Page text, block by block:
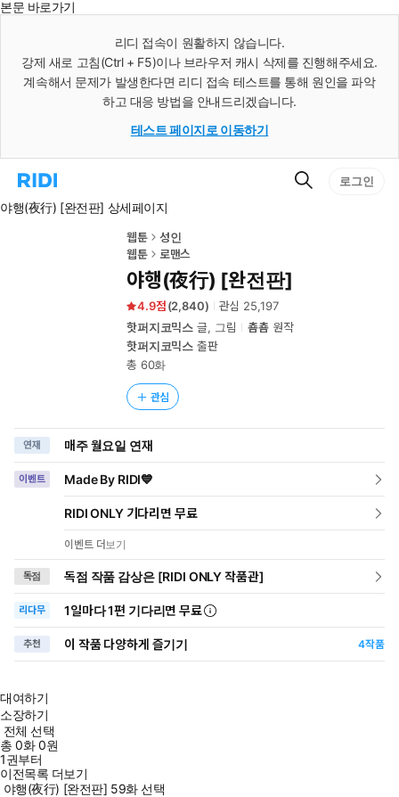
본문 바로가기
리디 접속이 원활하지 않습니다.
강제 새로 고침(Ctrl + F5)이나 브라우저 캐시 삭제를 진행해주세요.
계속해서 문제가 발생한다면 리디 접속 테스트를 통해 원인을 파악
하고 대응 방법을 안내드리겠습니다.
테스트 페이지로 이동하기
리
홈
검
로그인
야행(夜行) [완전판] 상세페이지
웹툰
성인
웹툰
로맨스
야행(夜行) [완전판]
4.9 (2,840) 관심 25,197
핫퍼지코믹스 글, 그림 춈춈 원작
핫퍼지코믹스 출판
총 60화
관심
연재 매주 월요일 연재
이벤트 Made By RIDI💙
RIDI ONLY 기다리면 무료
이벤트 더보기
독점 독점 작품 감상은 [RIDI ONLY 작품관]
리다무 1일마다1편 기다리면 무료
추천 이 작품 다양하게 즐기기 4작품
대여하기
소장하기
전체 선택
총0화0원
1권부터
이전목록 더보기
야행(夜行) [완전판] 59화 선택